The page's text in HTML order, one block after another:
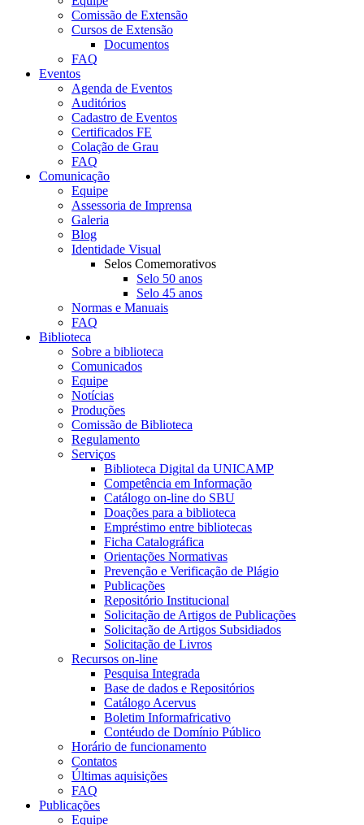
Comissão de Extensão
Cursos de Extensão
Documentos
FAQ
Eventos
Agenda de Eventos
Auditórios
Cadastro de Eventos
Certificados FE
Colação de Grau
FAQ
Comunicação
Equipe
Assessoria de Imprensa
Galeria
Blog
Identidade Visual
Selos Comemorativos
Selo 50 anos
Selo 45 anos
Normas e Manuais
FAQ
Biblioteca
Sobre a biblioteca
Comunicados
Equipe
Notícias
Produções
Comissão de Biblioteca
Regulamento
Serviços
Biblioteca Digital da UNICAMP
Competência em Informação
Catálogo on-line do SBU
Doações para a biblioteca
Empréstimo entre bibliotecas
Ficha Catalográfica
Orientações Normativas
Prevenção e Verificação de Plágio
Publicações
Repositório Institucional
Solicitação de Artigos de Publicações
Solicitação de Artigos Subsidiados
Solicitação de Livros
Recursos on-line
Pesquisa Integrada
Base de dados e Repositórios
Catálogo Acervus
Boletim Informafricativo
Contéudo de Domínio Público
Horário de funcionamento
Contatos
Últimas aquisições
FAQ
Publicações
Equipe